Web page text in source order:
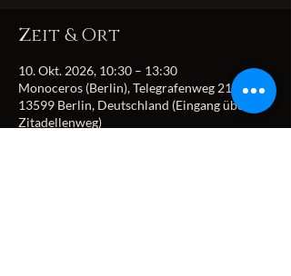
Zeit & Ort
10. Okt. 2026, 10:30 – 13:30
Monoceros (Berlin), Telegrafenweg 21,
13599 Berlin, Deutschland (Eingang über
Zitadellenweg)